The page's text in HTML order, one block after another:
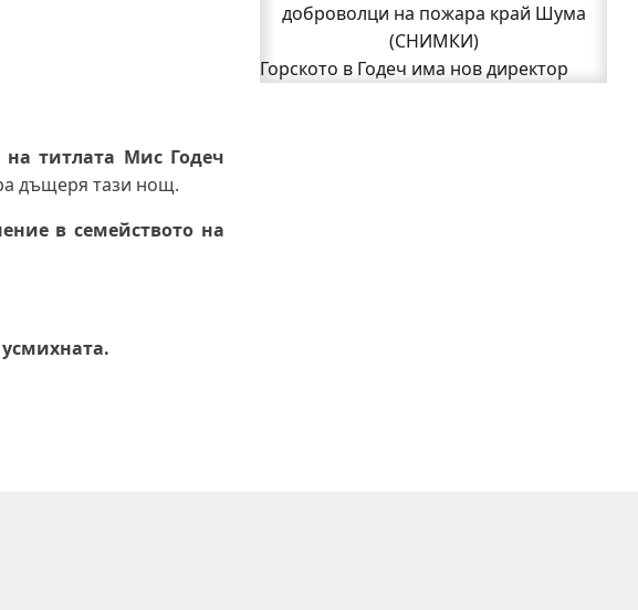
на титлата Мис Годеч
дъщеря тази нощ.
в семейството на
доброволци се хвърлиха в битката с
огъня (СНИМКИ/ВИДЕО)
Полицията влиза в селата
доброволци на пожара край Шума
(СНИМКИ)
Горското в Годеч има нов директор